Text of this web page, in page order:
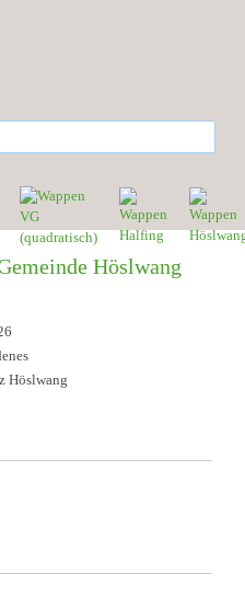
& Termine Veranstaltungen
Höslwang
Höslwang